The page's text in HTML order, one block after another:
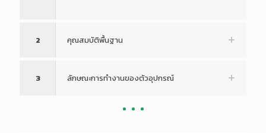
2 คุณสมบัติพื้นฐาน
3 ลักษณะการทำงานของตัวอุปกรณ์